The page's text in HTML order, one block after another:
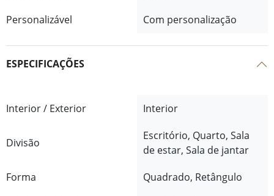
Personalizável
Com personalização
ESPECIFICAÇÕES
Interior / Exterior Interior
Divisão
Escritório, Quarto, Sala
de estar, Sala de jantar
Forma
Quadrado, Retângulo